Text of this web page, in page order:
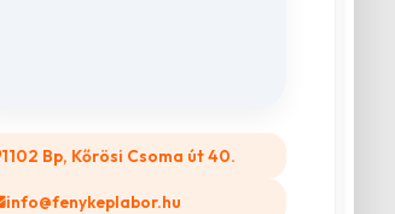
1102 Bp, Kőrösi Csoma út 40.
info@fenykeplabor.hu